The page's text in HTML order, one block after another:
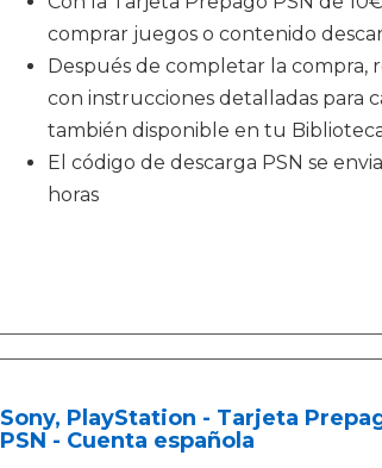
comprar juegos o contenido
Después de completar la compra,
con instrucciones detalladas para
también disponible en tu
El código de descarga PSN se
horas
Sony, PlayStation - Tarjeta
PSN - Cuenta española